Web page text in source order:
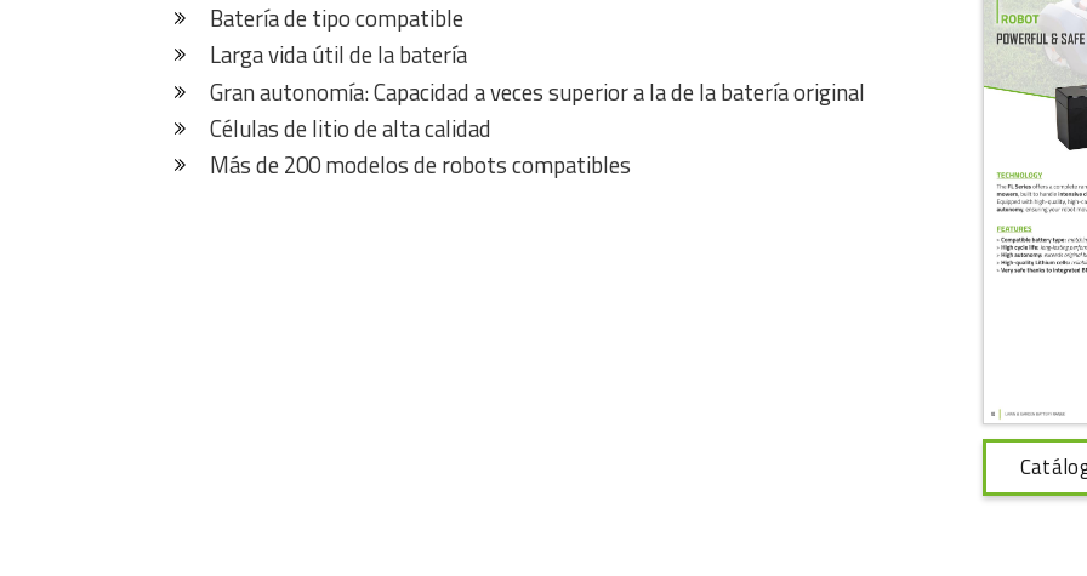
Batería de tipo compatible
Larga vida útil de la batería
Gran autonomía: Capacidad a veces superior a la de la batería original
Células de litio de alta calidad
Más de 200 modelos de robots compatibles